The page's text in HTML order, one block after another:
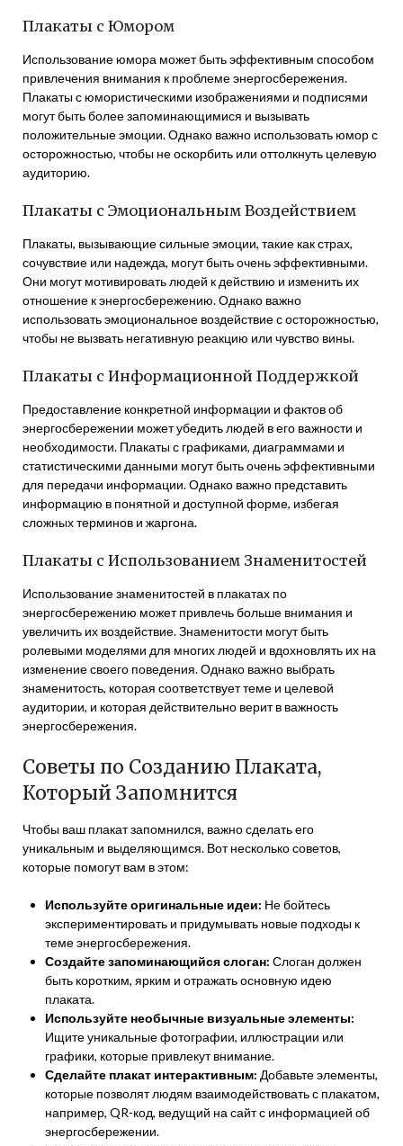
Плакаты с Юмором
Использование юмора может быть эффективным способом
привлечения внимания к проблеме энергосбережения.
Плакаты с юмористическими изображениями и подписями
могут быть более запоминающимися и вызывать
положительные эмоции. Однако важно использовать юмор с
осторожностью, чтобы не оскорбить или оттолкнуть целевую
аудиторию.
Плакаты с Эмоциональным Воздействием
Плакаты, вызывающие сильные эмоции, такие как страх,
сочувствие или надежда, могут быть очень эффективными.
Они могут мотивировать людей к действию и изменить их
отношение к энергосбережению. Однако важно
использовать эмоциональное воздействие с осторожностью,
чтобы не вызвать негативную реакцию или чувство вины.
Плакаты с Информационной Поддержкой
Предоставление конкретной информации и фактов об
энергосбережении может убедить людей в его важности и
необходимости. Плакаты с графиками, диаграммами и
статистическими данными могут быть очень эффективными
для передачи информации. Однако важно представить
информацию в понятной и доступной форме, избегая
сложных терминов и жаргона.
Плакаты с Использованием Знаменитостей
Использование знаменитостей в плакатах по
энергосбережению может привлечь больше внимания и
увеличить их воздействие. Знаменитости могут быть
ролевыми моделями для многих людей и вдохновлять их на
изменение своего поведения. Однако важно выбрать
знаменитость, которая соответствует теме и целевой
аудитории, и которая действительно верит в важность
энергосбережения.
Советы по Созданию Плаката,
Который Запомнится
Чтобы ваш плакат запомнился, важно сделать его
уникальным и выделяющимся. Вот несколько советов,
которые помогут вам в этом:
Используйте оригинальные идеи: Не бойтесь
экспериментировать и придумывать новые подходы к
теме энергосбережения.
Создайте запоминающийся слоган: Слоган должен
быть коротким, ярким и отражать основную идею
плаката.
Используйте необычные визуальные элементы:
Ищите уникальные фотографии, иллюстрации или
графики, которые привлекут внимание.
Сделайте плакат интерактивным: Добавьте элементы,
которые позволят людям взаимодействовать с плакатом,
например, QR-код, ведущий на сайт с информацией об
энергосбережении.